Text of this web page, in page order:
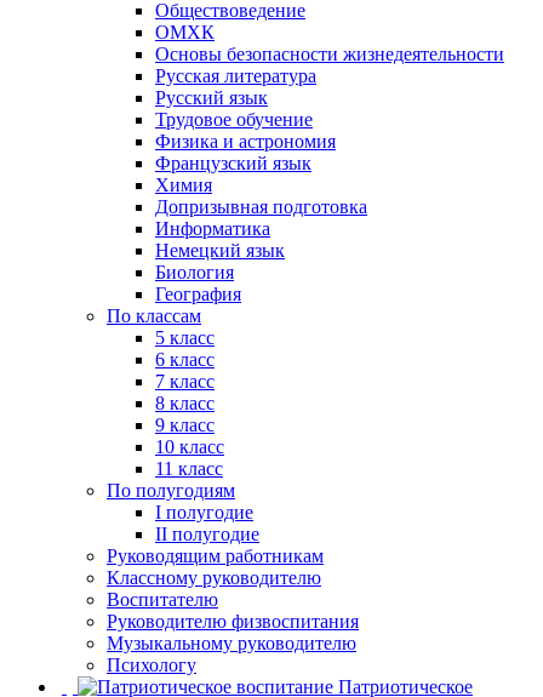
Обществоведение
ОМХК
Основы безопасности жизнедеятельности
Русская литература
Русский язык
Трудовое обучение
Физика и астрономия
Французский язык
Химия
Допризывная подготовка
Информатика
Немецкий язык
Биология
География
По классам
5 класс
6 класс
7 класс
8 класс
9 класс
10 класс
11 класс
По полугодиям
I полугодие
II полугодие
Руководящим работникам
Классному руководителю
Воспитателю
Руководителю физвоспитания
Музыкальному руководителю
Психологу
Патриотическое